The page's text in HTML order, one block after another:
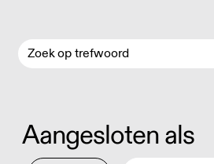
Aangesloten als